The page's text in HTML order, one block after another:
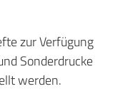
zur Verfügung
Sonderdrucke
werden.